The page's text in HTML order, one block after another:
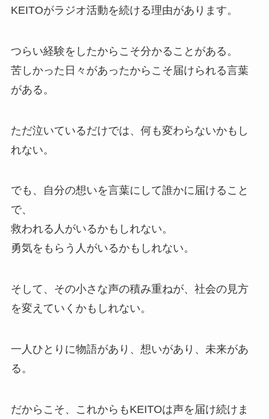
KEITOがラジオ活動を続ける理由があります。
つらい経験をしたからこそ分かることがある。
苦しかった日々があったからこそ届けられる言葉
がある。
ただ泣いているだけでは、何も変わらないかもし
れない。
でも、自分の想いを言葉にして誰かに届けること
で、
救われる人がいるかもしれない。
勇気をもらう人がいるかもしれない。
そして、その小さな声の積み重ねが、社会の見方
を変えていくかもしれない。
一人ひとりに物語があり、想いがあり、未来があ
る。
だからこそ、これからもKEITOは声を届け続けま